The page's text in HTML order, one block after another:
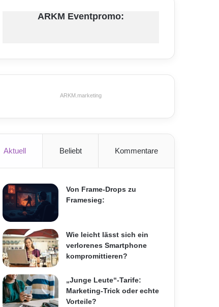
ARKM Eventpromo:
ARKM.marketing
Aktuell Beliebt Kommentare
Von Frame-Drops zu
Framesieg:
Wie leicht lässt sich ein
verlorenes Smartphone
kompromittieren?
„Junge Leute“-Tarife:
Marketing-Trick oder echte
Vorteile?